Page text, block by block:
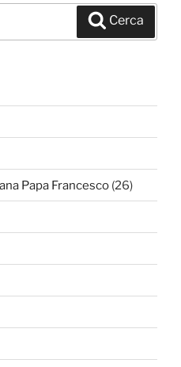
Cerca
Papa Francesco (26)